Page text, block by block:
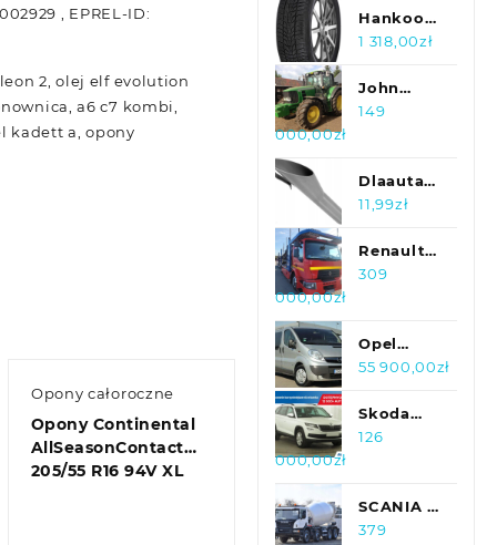
, EPREL-ID:
2, olej elf evolution
a6 c7 kombi,
kadett a, opony
Opony całoroczne
Opony Continental
AllSeasonContact
205/55 R16 94V XL
po o...
Hankook
Winter I
W330
275/30R20
1 318,00zł
John
Deere
149
000,00zł
Dlaauta
Lejek Do
Diesel
Easy Fuel
Da17654
11,99zł
Renault
D430
Lohr
Autotransporter
309
000,00zł
Opel
Vivaro
2.0 CDTI
Klimatyzacja
55 900,00zł
Skoda
Kodiaq
Polska,
Serwis
126
000,00zł
SCANIA P
370 *
379